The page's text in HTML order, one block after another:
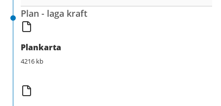
Plan - laga kraft
Plankarta
4216 kb